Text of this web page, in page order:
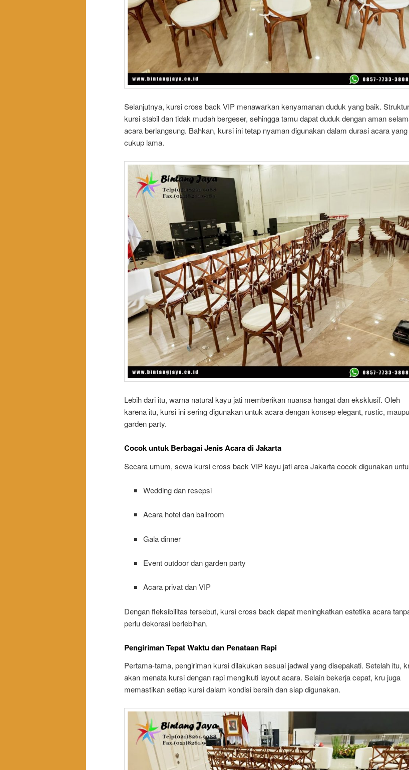
Selanjutnya, kursi cross back VIP menawarkan kenyamanan duduk yang baik. Struktur
kursi stabil dan tidak mudah bergeser, sehingga tamu dapat duduk dengan aman
acara berlangsung. Bahkan, kursi ini tetap nyaman digunakan dalam durasi acara yang
cukup lama.
Lebih dari itu, warna natural kayu jati memberikan nuansa hangat dan eksklusif. Oleh
karena itu, kursi ini sering digunakan untuk acara dengan konsep elegant, rustic,
garden party.
Cocok untuk Berbagai Jenis Acara di Jakarta
Secara umum, sewa kursi cross back VIP kayu jati area Jakarta cocok digunakan
Wedding dan resepsi
Acara hotel dan ballroom
Gala dinner
Event outdoor dan garden party
Acara privat dan VIP
Dengan fleksibilitas tersebut, kursi cross back dapat meningkatkan estetika acara
perlu dekorasi berlebihan.
Pengiriman Tepat Waktu dan Penataan Rapi
Pertama-tama, pengiriman kursi dilakukan sesuai jadwal yang disepakati. Setelah itu,
akan menata kursi dengan rapi mengikuti layout acara. Selain bekerja cepat, kru juga
memastikan setiap kursi dalam kondisi bersih dan siap digunakan.